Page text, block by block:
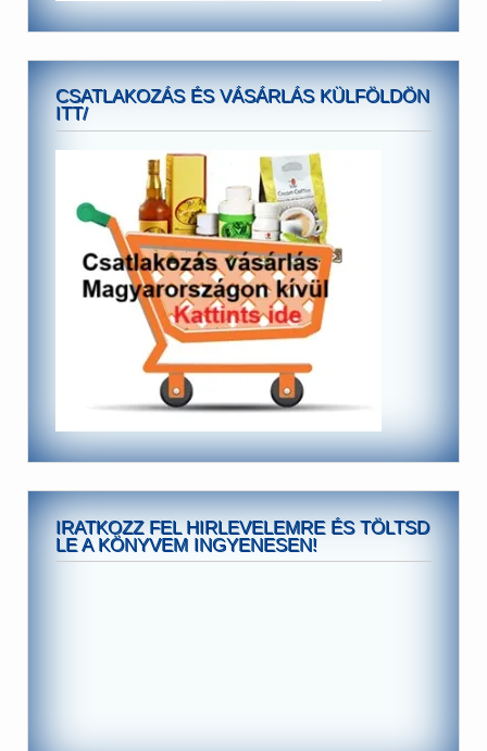
CSATLAKOZÁS ÉS VÁSÁRLÁS KÜLFÖLDÖN
ITT/
IRATKOZZ FEL HIRLEVELEMRE ÉS TÖLTSD
LE A KÖNYVEM INGYENESEN!